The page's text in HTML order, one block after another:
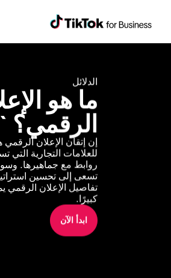
الدلائل
الرقمي؟ `
كبيرًا.
ابدأ الآن